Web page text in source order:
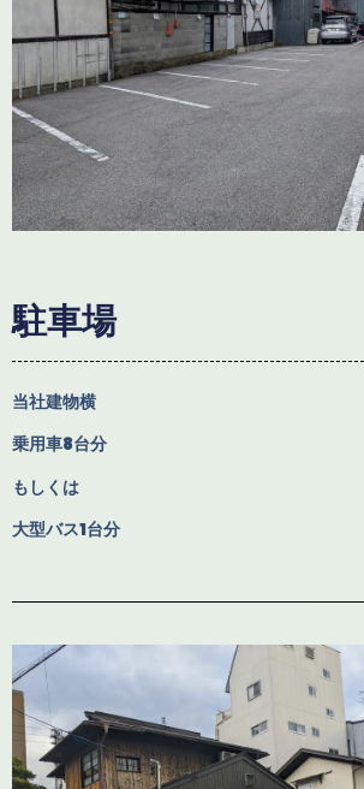
駐車場
当社建物横
乗用車8台分
もしくは
大型バス1台分